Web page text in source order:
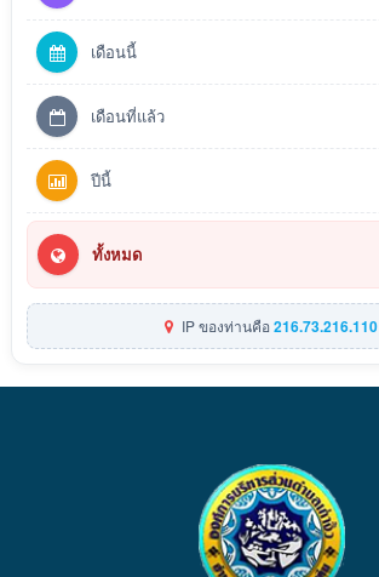
เดือนนี้
เดือนที่แล้ว
ปีนี้
ทั้งหมด
IP ของท่านคือ216.73.216.110